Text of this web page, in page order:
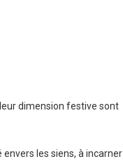
dimension festive sont
les siens, à incarner